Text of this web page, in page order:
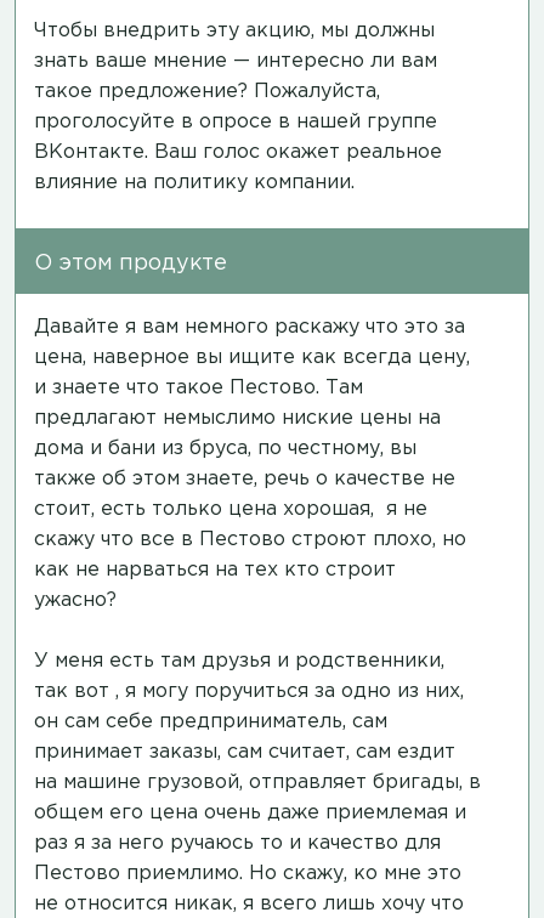
Чтобы внедрить эту акцию, мы должны
знать ваше мнение — интересно ли вам
такое предложение? Пожалуйста,
проголосуйте в опросе в нашей группе
ВКонтакте. Ваш голос окажет реальное
влияние на политику компании.
О этом продукте
Давайте я вам немного раскажу что это за
цена, наверное вы ищите как всегда цену,
и знаете что такое Пестово. Там
предлагают немыслимо ниские цены на
дома и бани из бруса, по честному, вы
также об этом знаете, речь о качестве не
стоит, есть только цена хорошая, я не
скажу что все в Пестово строют плохо, но
как не нарваться на тех кто строит
ужасно?
У меня есть там друзья и родственники,
так вот , я могу поручиться за одно из них,
он сам себе предприниматель, сам
принимает заказы, сам считает, сам ездит
на машине грузовой, отправляет бригады, в
общем его цена очень даже приемлемая и
раз я за него ручаюсь то и качество для
Пестово приемлимо. Но скажу, ко мне это
не относится никак, я всего лишь хочу что